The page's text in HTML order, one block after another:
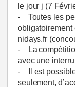
le jour j (7
- Toutes les
obligatoirement
nidays.fr
- La
avec une
- Il est
seulement,